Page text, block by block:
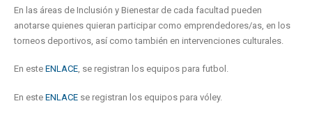
En las áreas de Inclusión y Bienestar de cada facultad pueden
anotarse quienes quieran participar como emprendedores/as, en los
torneos deportivos, así como también en intervenciones culturales.
En este ENLACE, se registran los equipos para futbol.
En este ENLACE se registran los equipos para vóley.